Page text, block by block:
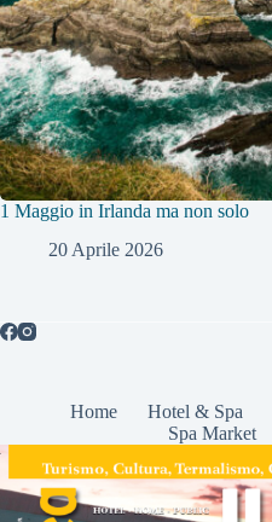
1 Maggio in Irlanda ma non solo
20 Aprile 2026
Home Hotel & Spa
Spa Market